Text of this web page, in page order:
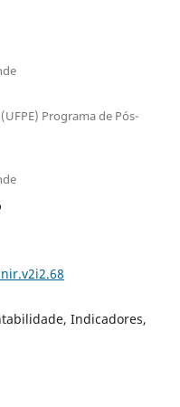
Programa de Pós-
Indicadores,